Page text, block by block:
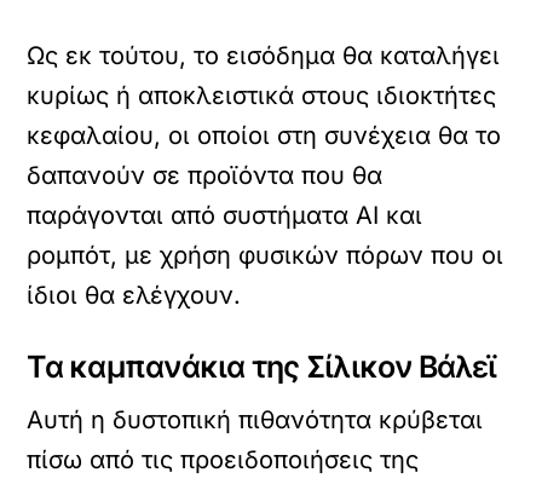
Ως εκ τούτου, το εισόδημα θα καταλήγει
κυρίως ή αποκλειστικά στους ιδιοκτήτες
κεφαλαίου, οι οποίοι στη συνέχεια θα το
δαπανούν σε προϊόντα που θα
παράγονται από συστήματα AI και
ρομπότ, με χρήση φυσικών πόρων που οι
ίδιοι θα ελέγχουν.
Τα καμπανάκια της Σίλικον Βάλεϊ
Αυτή η δυστοπική πιθανότητα κρύβεται
πίσω από τις προειδοποιήσεις της